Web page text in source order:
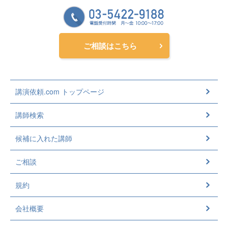
ご相談はこちら
講演依頼.com トップページ
講師検索
候補に入れた講師
ご相談
規約
会社概要